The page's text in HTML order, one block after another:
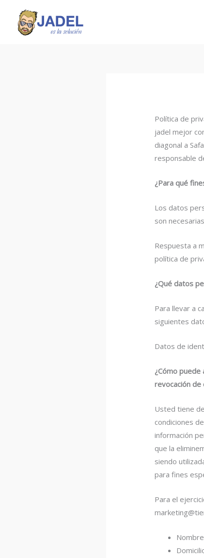
contenido
Política de
jadel mejor
diagonal a
responsable
¿Para qué
Los datos
son
Respuesta a
política de
¿Qué datos
Para llevar a
siguientes
Datos de
¿Cómo
revocación de
Usted tiene
condiciones
información
que la
siendo
para fines
Para el